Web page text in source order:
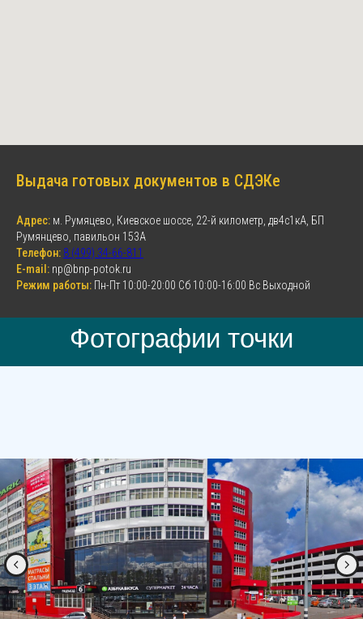
Выдача готовых документов в СДЭКе
Адрес: м. Румяцево, Киевское шоссе, 22-й километр, дв4с1кА, БП
Румянцево, павильон 153А
Телефон: 8 (499) 34-66-811
E-mail: np@bnp-potok.ru
Режим работы: Пн-Пт 10:00-20:00 Сб 10:00-16:00 Вс Выходной
Фотографии точки